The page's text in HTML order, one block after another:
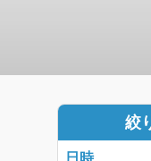
絞
日時